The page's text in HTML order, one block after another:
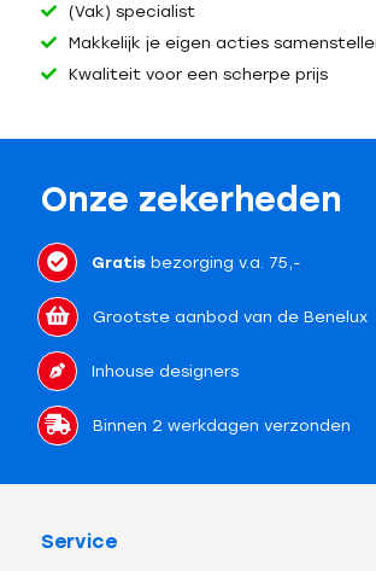
(Vak) specialist
Makkelijk je eigen acties
Kwaliteit voor een scherpe prijs
Onze zekerheden
Gratisbezorging v.a. 75,-
Grootste aanbod van de Benelux
Inhouse designers
Binnen 2 werkdagen verzonden
Service